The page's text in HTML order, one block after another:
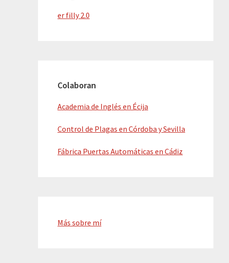
er filly 2.0
Colaboran
Academia de Inglés en Écija
Control de Plagas en Córdoba y Sevilla
Fábrica Puertas Automáticas en Cádiz
Más sobre mí